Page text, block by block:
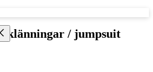
klänningar / jumpsuit